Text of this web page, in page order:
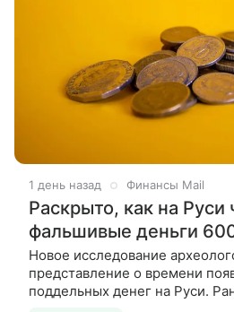
1 день назад Финансы Mail
Раскрыто, как на Руси
фальшивые деньги
Новое исследование
представление о времени
поддельных денег на Руси.